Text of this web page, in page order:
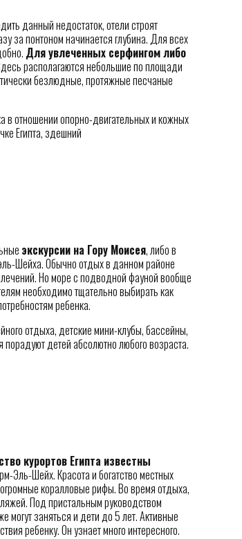
данный недостаток, отели строят
за понтоном начинается глубина. Для всех
Для увлеченных серфингом либо
располагаются небольшие по площади
безлюдные, протяжные песчаные
в отношении опорно-двигательных и кожных
Египта, здешний
экскурсии на Гору Моисея, либо в
Шейха. Обычно отдых в данном районе
Но море с подводной фауной вообще
необходимо тщательно выбирать как
ребенка.
отдыха, детские мини-клубы, бассейны,
детей абсолютно любого возраста.
курортов Египта известны
Эль-Шейх. Красота и богатство местных
коралловые рифы. Во время отдыха,
Под пристальным руководством
могут заняться и дети до 5 лет. Активные
ребенку. Он узнает много интересного.